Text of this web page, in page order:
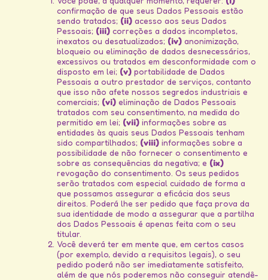
confirmação de que seus Dados Pessoais estão
sendo tratados; (ii) acesso aos seus Dados
Pessoais; (iii) correções a dados incompletos,
inexatos ou desatualizados; (iv) anonimização,
bloqueio ou eliminação de dados desnecessários,
excessivos ou tratados em desconformidade com o
disposto em lei; (v) portabilidade de Dados
Pessoais a outro prestador de serviços, contanto
que isso não afete nossos segredos industriais e
comerciais; (vi) eliminação de Dados Pessoais
tratados com seu consentimento, na medida do
permitido em lei; (vii) informações sobre as
entidades às quais seus Dados Pessoais tenham
sido compartilhados; (viii) informações sobre a
possibilidade de não fornecer o consentimento e
sobre as consequências da negativa; e (ix)
revogação do consentimento. Os seus pedidos
serão tratados com especial cuidado de forma a
que possamos assegurar a eficácia dos seus
direitos. Poderá lhe ser pedido que faça prova da
sua identidade de modo a assegurar que a partilha
dos Dados Pessoais é apenas feita com o seu
titular.
Você deverá ter em mente que, em certos casos
(por exemplo, devido a requisitos legais), o seu
pedido poderá não ser imediatamente satisfeito,
além de que nós poderemos não conseguir atendê-